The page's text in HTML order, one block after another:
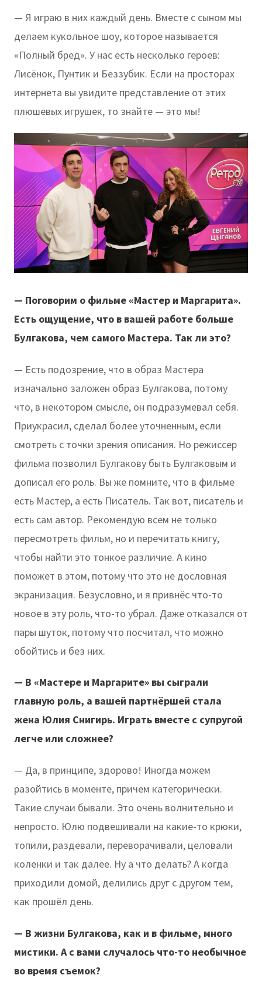
— Я играю в них каждый день. Вместе с сыном мы
делаем кукольное шоу, которое называется
«Полный бред». У нас есть несколько героев:
Лисёнок, Пунтик и Беззубик. Если на просторах
интернета вы увидите представление от этих
плюшевых игрушек, то знайте — это мы!
— Поговорим о фильме «Мастер и Маргарита».
Есть ощущение, что в вашей работе больше
Булгакова, чем самого Мастера. Так ли это?
— Есть подозрение, что в образ Мастера
изначально заложен образ Булгакова, потому
что, в некотором смысле, он подразумевал себя.
Приукрасил, сделал более уточненным, если
смотреть с точки зрения описания. Но режиссер
фильма позволил Булгакову быть Булгаковым и
дописал его роль. Вы же помните, что в фильме
есть Мастер, а есть Писатель. Так вот, писатель и
есть сам автор. Рекомендую всем не только
пересмотреть фильм, но и перечитать книгу,
чтобы найти это тонкое различие. А кино
поможет в этом, потому что это не дословная
экранизация. Безусловно, и я привнёс что-то
новое в эту роль, что-то убрал. Даже отказался от
пары шуток, потому что посчитал, что можно
обойтись и без них.
— В «Мастере и Маргарите» вы сыграли
главную роль, а вашей партнёршей стала
жена Юлия Снигирь. Играть вместе с супругой
легче или сложнее?
— Да, в принципе, здорово! Иногда можем
разойтись в моменте, причем категорически.
Такие случаи бывали. Это очень волнительно и
непросто. Юлю подвешивали на какие-то крюки,
топили, раздевали, переворачивали, целовали
коленки и так далее. Ну а что делать? А когда
приходили домой, делились друг с другом тем,
как прошёл день.
— В жизни Булгакова, как и в фильме, много
мистики. А с вами случалось что-то необычное
во время съемок?